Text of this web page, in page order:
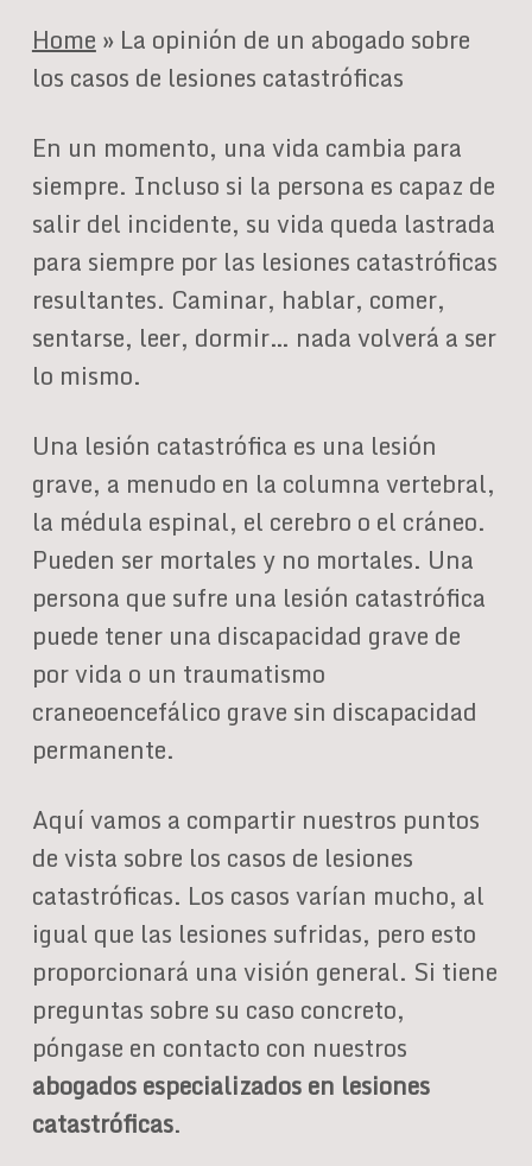
Home» La opinión de un abogado sobre
los casos de lesiones catastróficas
En un momento, una vida cambia para
siempre. Incluso si la persona es capaz de
salir del incidente, su vida queda lastrada
para siempre por las lesiones catastróficas
resultantes. Caminar, hablar, comer,
sentarse, leer, dormir… nada volverá a ser
lo mismo.
Una lesión catastrófica es una lesión
grave, a menudo en la columna vertebral,
la médula espinal, el cerebro o el cráneo.
Pueden ser mortales y no mortales. Una
persona que sufre una lesión catastrófica
puede tener una discapacidad grave de
por vida o un traumatismo
craneoencefálico grave sin discapacidad
permanente.
Aquí vamos a compartir nuestros puntos
de vista sobre los casos de lesiones
catastróficas. Los casos varían mucho, al
igual que las lesiones sufridas, pero esto
proporcionará una visión general. Si tiene
preguntas sobre su caso concreto,
póngase en contacto con nuestros
abogados especializados en lesiones
catastróficas.